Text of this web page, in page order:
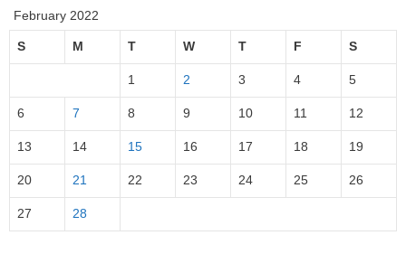
February 2022
S M T W T F S
1 2 3 4 5
6 7 8 9 10 11 12
13 14 15 16 17 18 19
20 21 22 23 24 25 26
27 28